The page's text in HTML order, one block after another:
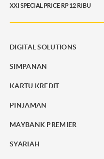
XXI SPECIAL PRICE RP 12 RIBU
DIGITAL SOLUTIONS
SIMPANAN
KARTU KREDIT
PINJAMAN
MAYBANK PREMIER
SYARIAH